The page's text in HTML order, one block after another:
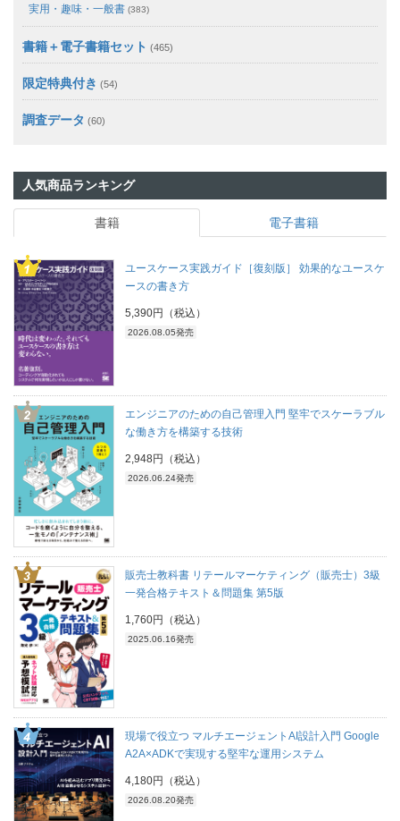
実用・趣味・一般書 (383)
書籍＋電子書籍セット (465)
限定特典付き (54)
調査データ (60)
人気商品ランキング
書籍 電子書籍
ユースケース実践ガイド［復刻版］ 効果的なユースケ
ースの書き方
5,390円（税込）
2026.08.05発売
エンジニアのための自己管理入門 堅牢でスケーラブル
な働き方を構築する技術
2,948円（税込）
2026.06.24発売
販売士教科書 リテールマーケティング（販売士）3級
一発合格テキスト＆問題集 第5版
1,760円（税込）
2025.06.16発売
現場で役立つ マルチエージェントAI設計入門 Google
A2A×ADKで実現する堅牢な運用システム
4,180円（税込）
2026.08.20発売